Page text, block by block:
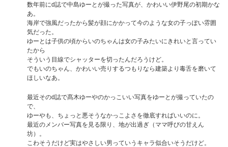
数年前にd誌で中島ゆーとが撮った写真が、かわいい伊野尾の初期かな
あ。
海岸で強風だったから髪が顔にかかって今のような女の子っぽい雰囲
気だった。
ゆーとは子供の頃からいのちゃんは女の子みたいにきれいと言ってい
たから
そういう目線でシャッターを切ったんだろうけど。
でもいのちゃん、かわいい売りするつもりなら建築より毒舌を磨いて
ほしいなあ。
最近そのd誌で髙木ゆーやのかっこいい写真をゆーとが撮っていたの
で、
ゆーやも、ちょっと悪そうなかっこよさを徹底すればいいのに。
最近のメンバー写真を見る限り、地が出過ぎ（ママ呼びの甘えん
坊）。
こわそうだけど実はやさしい男っていうキャラ似合いそうだけど。